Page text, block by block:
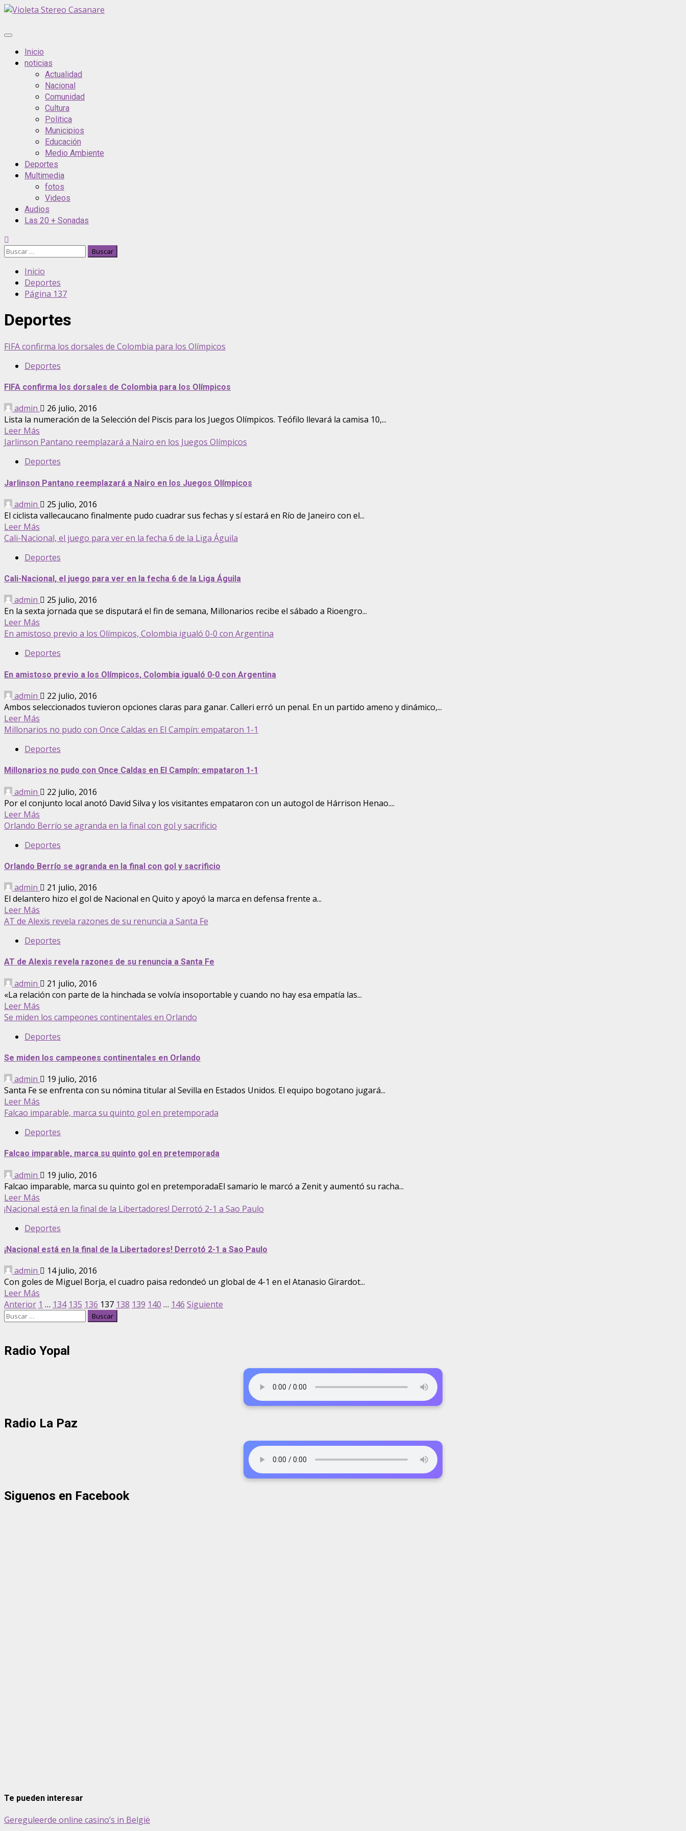
Saltar
contenido
Menú
principalInicio
noticias
Actualidad
Nacional
Comunidad
Cultura
Politica
Municipios
Educación
Medio Ambiente
Deportes
Multimedia
fotos
Videos
Audios
Las 20 + Sonadas
Buscar:
Inicio
Deportes
Página 137
Deportes
FIFA confirma los dorsales de Colombia para los Olímpicos
Deportes
FIFA confirma los dorsales de Colombia para los Olímpicos
admin
26 julio, 2016
Lista la numeración de la Selección del Piscis para los Juegos Olímpicos. Teófilo llevará la camisa 10,...
Leer Más
Jarlinson Pantano reemplazará a Nairo en los Juegos Olímpicos
Deportes
Jarlinson Pantano reemplazará a Nairo en los Juegos Olímpicos
admin
25 julio, 2016
El ciclista vallecaucano finalmente pudo cuadrar sus fechas y sí estará en Río de Janeiro con el...
Leer Más
Cali-Nacional, el juego para ver en la fecha 6 de la Liga Águila
Deportes
Cali-Nacional, el juego para ver en la fecha 6 de la Liga Águila
admin
25 julio, 2016
En la sexta jornada que se disputará el fin de semana, Millonarios recibe el sábado a Rioengro...
Leer Más
En amistoso previo a los Olímpicos, Colombia igualó 0-0 con Argentina
Deportes
En amistoso previo a los Olímpicos, Colombia igualó 0-0 con Argentina
admin
22 julio, 2016
Ambos seleccionados tuvieron opciones claras para ganar. Calleri erró un penal. En un partido ameno y dinámico,...
Leer Más
Millonarios no pudo con Once Caldas en El Campín: empataron 1-1
Deportes
Millonarios no pudo con Once Caldas en El Campín: empataron 1-1
admin
22 julio, 2016
Por el conjunto local anotó David Silva y los visitantes empataron con un autogol de Hárrison Henao....
Leer Más
Orlando Berrío se agranda en la final con gol y sacrificio
Deportes
Orlando Berrío se agranda en la final con gol y sacrificio
admin
21 julio, 2016
El delantero hizo el gol de Nacional en Quito y apoyó la marca en defensa frente a...
Leer Más
AT de Alexis revela razones de su renuncia a Santa Fe
Deportes
AT de Alexis revela razones de su renuncia a Santa Fe
admin
21 julio, 2016
«La relación con parte de la hinchada se volvía insoportable y cuando no hay esa empatía las...
Leer Más
Se miden los campeones continentales en Orlando
Deportes
Se miden los campeones continentales en Orlando
admin
19 julio, 2016
Santa Fe se enfrenta con su nómina titular al Sevilla en Estados Unidos. El equipo bogotano jugará...
Leer Más
Falcao imparable, marca su quinto gol en pretemporada
Deportes
Falcao imparable, marca su quinto gol en pretemporada
admin
19 julio, 2016
Falcao imparable, marca su quinto gol en pretemporadaEl samario le marcó a Zenit y aumentó su racha...
Leer Más
¡Nacional está en la final de la Libertadores! Derrotó 2-1 a Sao Paulo
Deportes
¡Nacional está en la final de la Libertadores! Derrotó 2-1 a Sao Paulo
admin
14 julio, 2016
Con goles de Miguel Borja, el cuadro paisa redondeó un global de 4-1 en el Atanasio Girardot...
Leer Más
Paginación
de
Anterior 1 … 134 135 136 137 138 139 140 … 146 Siguiente
Buscar:
Radio Yopal
Radio La Paz
Siguenos en Facebook
Te pueden interesar
Gereguleerde online casino’s in België